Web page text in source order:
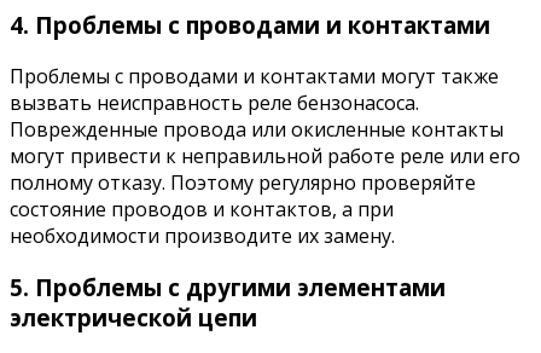
4. Проблемы с проводами и контактами
Проблемы с проводами и контактами могут также
вызвать неисправность реле бензонасоса.
Поврежденные провода или окисленные контакты
могут привести к неправильной работе реле или его
полному отказу. Поэтому регулярно проверяйте
состояние проводов и контактов, а при
необходимости производите их замену.
5. Проблемы с другими элементами
электрической цепи